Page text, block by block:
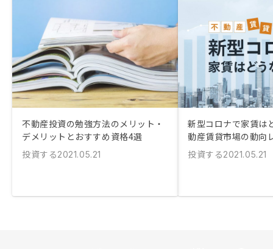
不動産投資の勉強方法のメリット・
デメリットとおすすめ資格4選
投資する2021.05.21
新型コロナで家賃は
動産賃貸市場の動向
投資する2021.05.21